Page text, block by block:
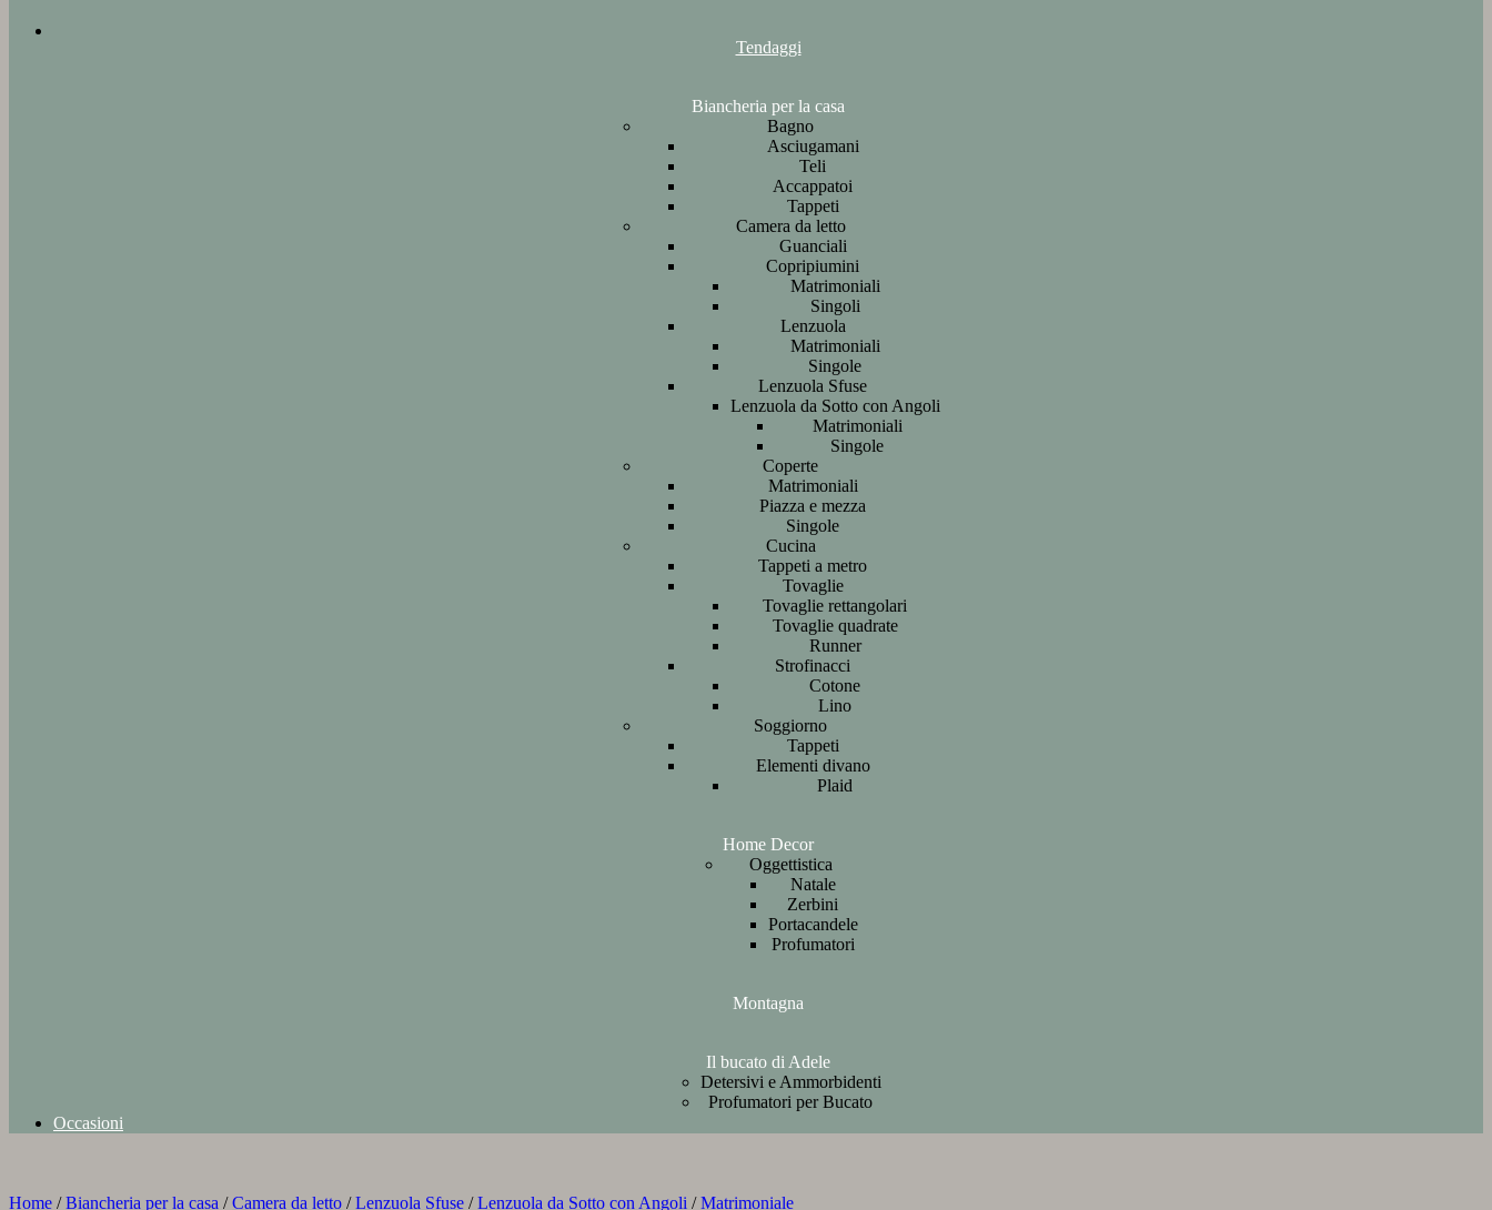
Tendaggi
Biancheria per la casa
Bagno
Asciugamani
Teli
Accappatoi
Tappeti
Camera da letto
Guanciali
Copripiumini
Matrimoniali
Singoli
Lenzuola
Matrimoniali
Singole
Lenzuola Sfuse
Lenzuola da Sotto con Angoli
Matrimoniali
Singole
Coperte
Matrimoniali
Piazza e mezza
Singole
Cucina
Tappeti a metro
Tovaglie
Tovaglie rettangolari
Tovaglie quadrate
Runner
Strofinacci
Cotone
Lino
Soggiorno
Tappeti
Elementi divano
Plaid
Home Decor
Oggettistica
Natale
Zerbini
Portacandele
Profumatori
Montagna
Il bucato di Adele
Detersivi e Ammorbidenti
Profumatori per Bucato
Occasioni
Home / Biancheria per la casa / Camera da letto / Lenzuola Sfuse / Lenzuola da Sotto con Angoli / Matrimoniale